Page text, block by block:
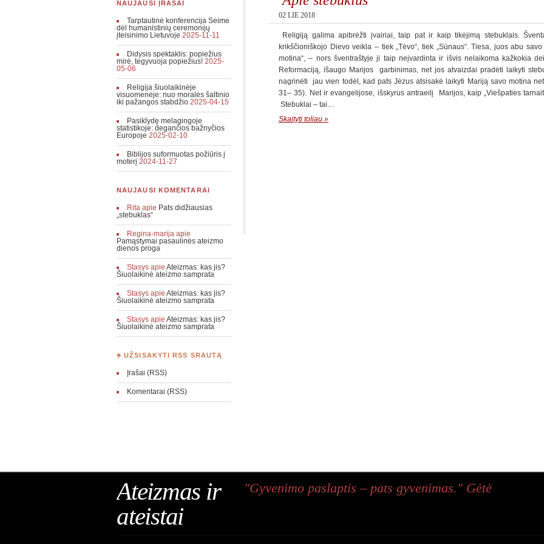
02 LIE 2018
Religiją galima apibrėžti įvairiai, taip pat ir kaip tikėjimą stebuklais.
krikščioniškojo Dievo veikla – tiek „Tėvo“, tiek „Sūnaus“. Tiesa, juos abu
motina“, – nors šventraštyje ji taip neįvardinta ir išvis nelaikoma kažkokia
Reformaciją, išaugo Marijos garbinimas, net jos atvaizdai pradėti laikyti
nagrinėti jau vien todėl, kad pats Jėzus atsisakė laikyti Mariją savo motina
31– 35). Net ir evangelijose, išskyrus antraeilį Marijos, kaip „Viešpaties
Stebuklai – tai…
Skaityti toliau »
NAUJAUSI ĮRAŠAI
Tarptautinė konferencija Seime
dėl humanistinių ceremonijų
įteisinimo Lietuvoje 2025-11-11
Didysis spektaklis: popiežius
mirė, tegyvuoja popiežius! 2025-
05-06
Religija šiuolaikinėje
visuomenėje: nuo moralės šaltinio
iki pažangos stabdžio 2025-04-15
Pasiklydę melagingoje
statistikoje: degančios bažnyčios
Europoje 2025-02-10
Biblijos suformuotas požiūris į
moterį 2024-11-27
NAUJAUSI KOMENTARAI
Rita apie Pats didžiausias
„stebuklas“
Regina-marija apie
Pamąstymai pasaulinės ateizmo
dienos proga
Stasys apieAteizmas: kas jis?
Šiuolaikinė ateizmo samprata
Stasys apieAteizmas: kas jis?
Šiuolaikinė ateizmo samprata
Stasys apieAteizmas: kas jis?
Šiuolaikinė ateizmo samprata
♣ UŽSISAKYTI RSS SRAUTĄ
Įrašai (RSS)
Komentarai (RSS)
Ateizmas ir
ateistai
"Gyvenimo paslaptis – pats gyvenimas." Gėtė